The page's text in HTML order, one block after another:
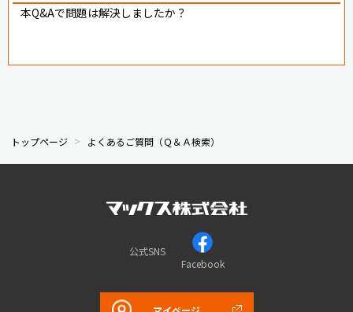
本Q&Aで問題は解決しましたか？
トップページ よくあるご質問（Ｑ＆Ａ検索）
公式SNS
Facebook